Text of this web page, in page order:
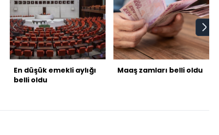
En düşük emekli aylığı
belli oldu
Maaş zamları belli oldu